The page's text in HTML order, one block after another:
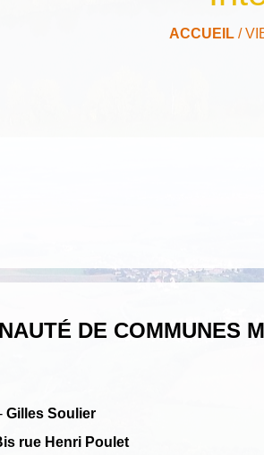
ACCUEIL/
DE COMMUNES
Gilles Soulier
rue Henri Poulet